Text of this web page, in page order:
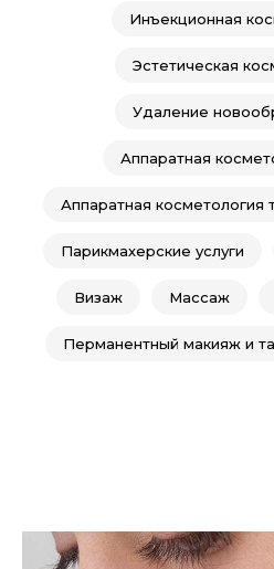
Инъекционная
Эстетическая
Удаление
Аппаратная
Аппаратная косметология
Парикмахерские услуги
Визаж Массаж
Перманентный макияж и